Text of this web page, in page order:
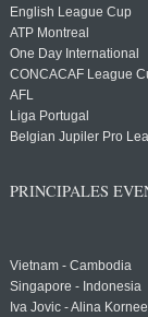
English League Cup
ATP Montreal
One Day International
CONCACAF League
AFL
Liga Portugal
Belgian Jupiler Pro
PRINCIPALES
Vietnam - Cambodia
Singapore - Indonesia
Iva Jovic - Alina